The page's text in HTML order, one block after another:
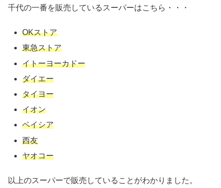
千代の一番を販売しているスーパーはこちら・・・
OKストア
東急ストア
イトーヨーカドー
ダイエー
タイヨー
イオン
ベイシア
西友
ヤオコー
以上のスーパーで販売していることがわかりました。